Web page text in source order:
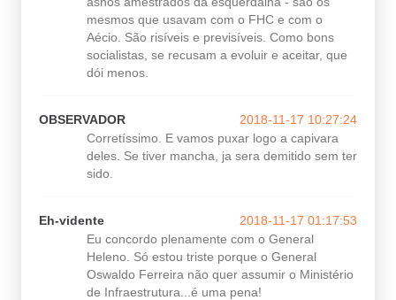
mesmos que usavam com o FHC e com o
Aécio. São risíveis e previsíveis. Como bons
socialistas, se recusam a evoluir e aceitar, que
dói menos.
OBSERVADOR
2018-11-17 10:27:24
Corretíssimo. E vamos puxar logo a capivara
deles. Se tiver mancha, ja sera demitido sem ter
sido.
Eh-vidente
2018-11-17 01:17:53
Eu concordo plenamente com o General
Heleno. Só estou triste porque o General
Oswaldo Ferreira não quer assumir o Ministério
de Infraestrutura...é uma pena!